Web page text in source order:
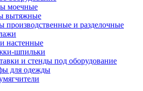
моечные
вытяжные
производственные и разделочные
настенные
шпильки
и стенды под оборудование
для одежды